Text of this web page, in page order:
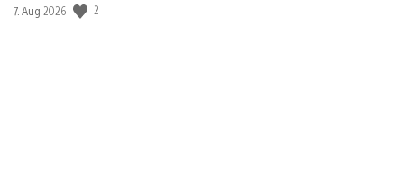
Veröffentlichungsdatum:
7. Aug 2026 2